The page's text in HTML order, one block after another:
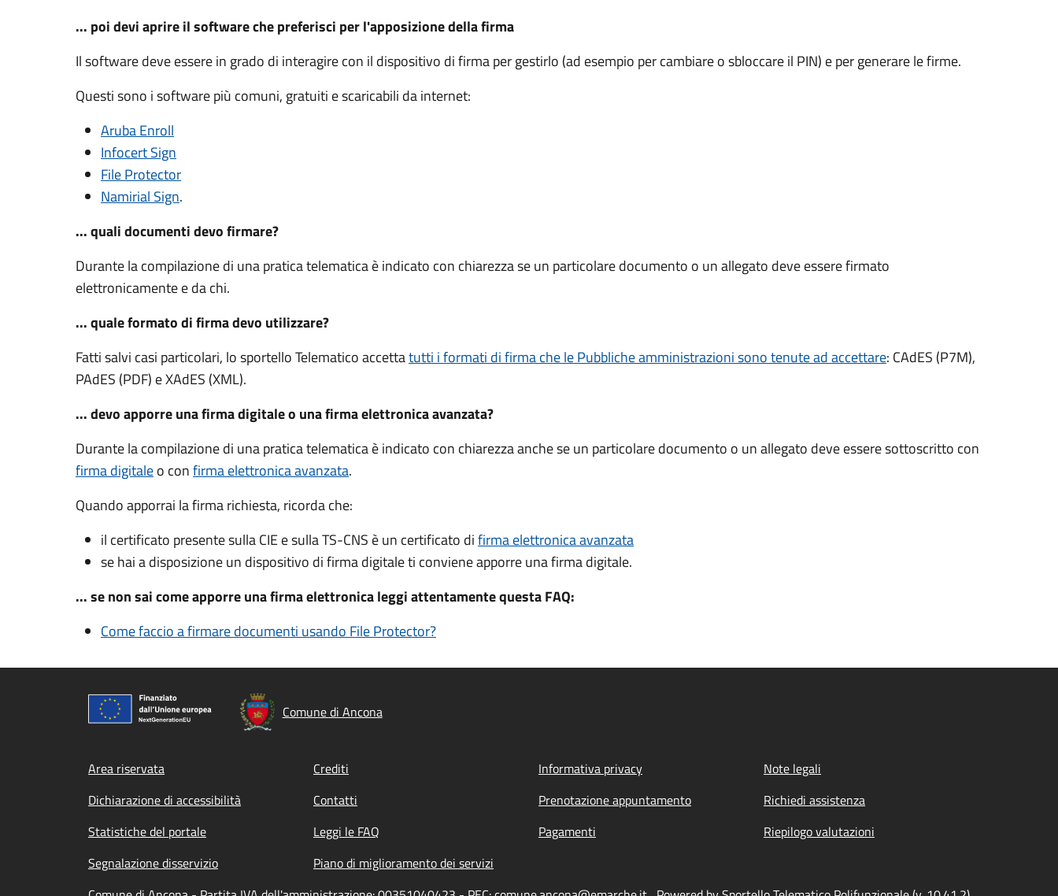
... poi devi aprire il software che preferisci per l'apposizione della firma
Il software deve essere in grado di interagire con il dispositivo di firma per gestirlo (ad esempio per cambiare o sbloccare il PIN) e per generare le firme.
Questi sono i software più comuni, gratuiti e scaricabili da internet:
Aruba Enroll
Infocert Sign
File Protector
Namirial Sign.
... quali documenti devo firmare?
Durante la compilazione di una pratica telematica è indicato con chiarezza se un particolare documento o un allegato deve essere firmato
elettronicamente e da chi.
... quale formato di firma devo utilizzare?
Fatti salvi casi particolari, lo sportello Telematico accettatutti i formati di firma che le Pubbliche amministrazioni sono tenute ad accettare: CAdES (P7M),
PAdES (PDF) e XAdES (XML).
... devo apporre una firma digitale o una firma elettronica avanzata?
Durante la compilazione di una pratica telematica è indicato con chiarezza anche se un particolare documento o un allegato deve essere sottoscritto con
firma digitaleo confirma elettronica avanzata.
Quando apporrai la firma richiesta, ricorda che:
il certificato presente sulla CIE e sulla TS-CNS è un certificato difirma elettronica avanzata
se hai a disposizione un dispositivo di firma digitale ti conviene apporre una firma digitale.
... se non sai come apporre una firma elettronica leggi attentamente questa FAQ:
Come faccio a firmare documenti usando File Protector?
Comune di Ancona
Footer menu
Area riservata Crediti Informativa privacy
Note legali
Dichiarazione di accessibilità
Contatti Prenotazione appuntamento
Richiedi assistenza
Statistiche del portale
Leggi le FAQ Pagamenti
Riepilogo valutazioni
Segnalazione disservizio
Piano di miglioramento dei servizi